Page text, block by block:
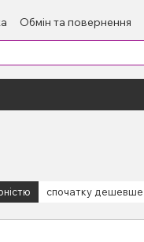
Обмін та повернення
спочатку дешевше